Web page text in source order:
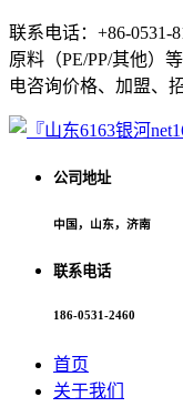
联系电话：+86-0531-
原料（PE/PP/其他）
电咨询价格、加盟、
公司地址
中国，山东，济南
联系电话
186-0531-2460
首页
关于我们